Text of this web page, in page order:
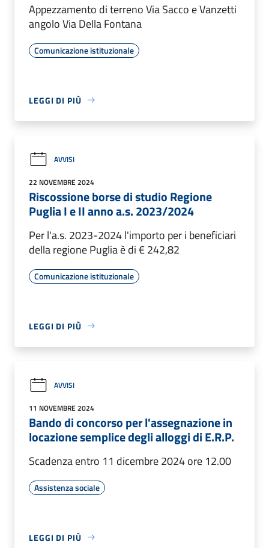
Appezzamento di terreno Via Sacco e Vanzetti
angolo Via Della Fontana
Comunicazione istituzionale
LEGGI DI PIÙ
AVVISI
22 NOVEMBRE 2024
Riscossione borse di studio Regione
Puglia I e II anno a.s. 2023/2024
Per l'a.s. 2023-2024 l'importo per i beneficiari
della regione Puglia è di € 242,82
Comunicazione istituzionale
LEGGI DI PIÙ
AVVISI
11 NOVEMBRE 2024
Bando di concorso per l'assegnazione in
locazione semplice degli alloggi di E.R.P.
Scadenza entro 11 dicembre 2024 ore 12.00
Assistenza sociale
LEGGI DI PIÙ